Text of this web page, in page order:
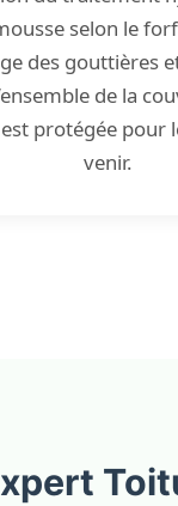
selon le
des gouttières
de la
protégée pour
venir.